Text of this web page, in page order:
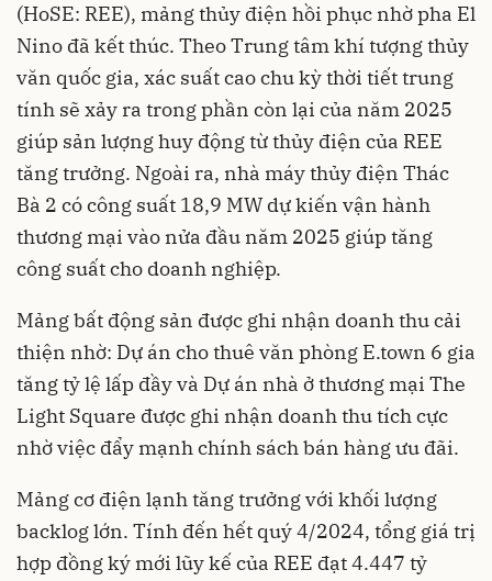
(HoSE: REE), mảng thủy điện hồi phục nhờ pha El
Nino đã kết thúc. Theo Trung tâm khí tượng thủy
văn quốc gia, xác suất cao chu kỳ thời tiết trung
tính sẽ xảy ra trong phần còn lại của năm 2025
giúp sản lượng huy động từ thủy điện của REE
tăng trưởng. Ngoài ra, nhà máy thủy điện Thác
Bà 2 có công suất 18,9 MW dự kiến vận hành
thương mại vào nửa đầu năm 2025 giúp tăng
công suất cho doanh nghiệp.
Mảng bất động sản được ghi nhận doanh thu cải
thiện nhờ: Dự án cho thuê văn phòng E.town 6 gia
tăng tỷ lệ lấp đầy và Dự án nhà ở thương mại The
Light Square được ghi nhận doanh thu tích cực
nhờ việc đẩy mạnh chính sách bán hàng ưu đãi.
Mảng cơ điện lạnh tăng trưởng với khối lượng
backlog lớn. Tính đến hết quý 4/2024, tổng giá trị
hợp đồng ký mới lũy kế của REE đạt 4.447 tỷ